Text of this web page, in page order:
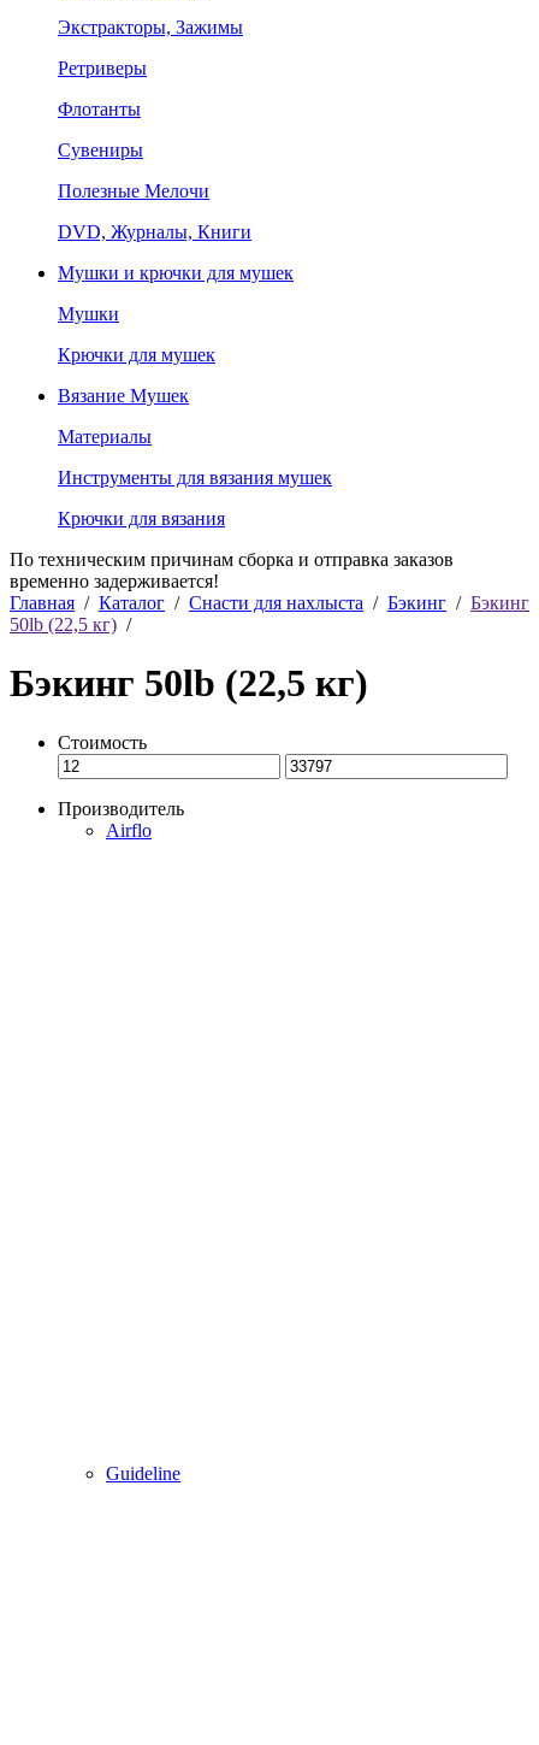
Экстракторы, Зажимы
Ретриверы
Флотанты
Сувениры
Полезные Мелочи
DVD, Журналы, Книги
Мушки и крючки для мушек
Мушки
Крючки для мушек
Вязание Мушек
Материалы
Инструменты для вязания мушек
Крючки для вязания
По техническим причинам сборка и отправка заказов
временно задерживается!
Главная / Каталог / Снасти для нахлыста / Бэкинг / Бэкинг
50lb (22,5 кг) /
Бэкинг 50lb (22,5 кг)
Стоимость
Производитель
Airflo
Guideline